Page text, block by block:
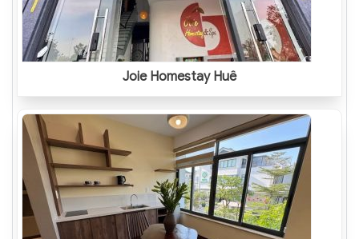
Joie Homestay Huế